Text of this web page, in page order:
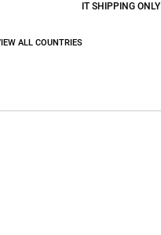
IT SHIPPING ONLY
ALL COUNTRIES